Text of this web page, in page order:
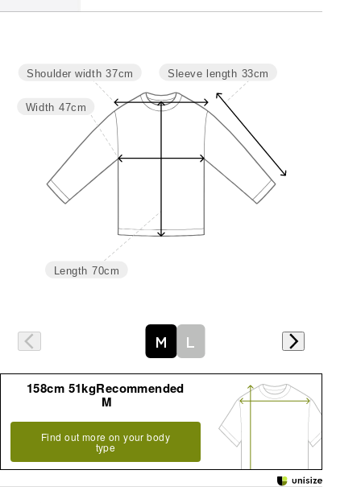
サイズ 肩幅 袖丈
94 33
38.5 34
Sleeve length 33cm
Length 70cm
Width 47cm
Shoulder width 37cm
M L
158cm 51kgRecommended
M
Find out more on your body
type